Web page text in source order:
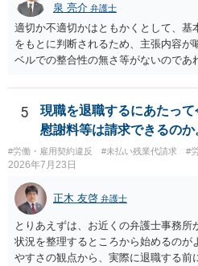
費・未回収費用のみ」に限定する、な
前に契約書の内容をレビューしてもら
す。 争点は、契約類型が雇用か業務
るか、解除事由が双方にどう定められ
合理的か、という複数論点に分かれ
バランスの問題もありますが、修正余
コストを抑えやすいので、資料等を持
をお勧めします。 ・事務所側の解除
ト側に損害賠償が発生する建付けにな
し、事務所側が一方的に解除したのに
は、合理性や対価性を欠くとして争い
の重大な契約違反がある場合は、実損
あります。
泉 亮介 弁護士
適切か不適切かはともかくとして、基
をもとに判断されるため、主張内容が
ベルでの整合性の無さ等がないのであ
5
現職を退職するにあたっ
慰謝料等は請求できるのか
#労働・雇用契約違反 #未払い残業代請求 #
2026年7月23日
正木 友啓 弁護士
とりあえずは、お近くの弁護士事務所
状況を整理するところから始めるのが
やすさの観点から、実際に退職する前